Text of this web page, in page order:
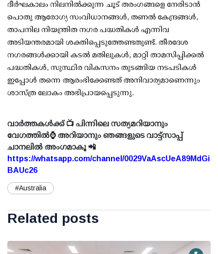
ദീർഘകാലം നിലനിൽക്കുന്ന ചൂട് തരംഗങ്ങളെ നേരിടാൻ
പൊതു ആരോഗ്യ സംവിധാനങ്ങൾ, തണൽ കേന്ദ്രങ്ങൾ,
താപനില നിയന്ത്രിത നഗര പദ്ധതികൾ എന്നിവ
അടിയന്തരമായി ശക്തിപ്പെടുത്തേണ്ടതുണ്ട്. തീരദേശ
നഗരങ്ങൾക്കായി കടൽ മതിലുകൾ, മാറ്റി താമസിപ്പിക്കൽ
പദ്ധതികൾ, സുസ്ഥിര വികസനം തുടങ്ങിയ നടപടികൾ
ഇപ്പോൾ തന്നെ ആരംഭിക്കേണ്ടത് അനിവാര്യമാണെന്നും
ശാസ്ത്ര ലോകം അഭിപ്രായപ്പെടുന്നു.
വാർത്തകൾക്ക് 📺 പിന്നിലെ സത്യമറിയാനും
വേഗത്തിൽ⌚ അറിയാനും ഞങ്ങളുടെ വാട്ട്സാപ്പ്
ചാനലിൽ അംഗമാകൂ 📲
https://whatsapp.com/channel/0029VaAscUeA89MdGi
BAUc26
#Australia
Related posts